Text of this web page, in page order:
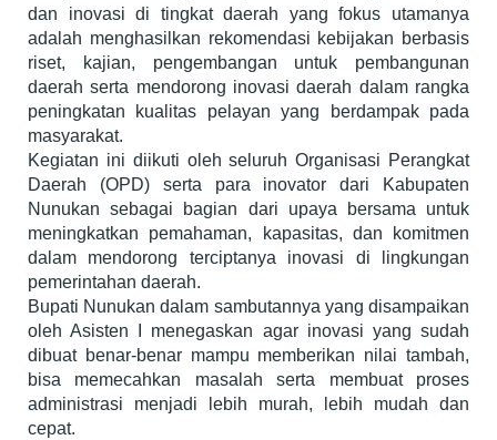
dan inovasi di tingkat daerah yang fokus utamanya
adalah menghasilkan rekomendasi kebijakan berbasis
riset, kajian, pengembangan untuk pembangunan
daerah serta mendorong inovasi daerah dalam rangka
peningkatan kualitas pelayan yang berdampak pada
masyarakat.
Kegiatan ini diikuti oleh seluruh Organisasi Perangkat
Daerah (OPD) serta para inovator dari Kabupaten
Nunukan sebagai bagian dari upaya bersama untuk
meningkatkan pemahaman, kapasitas, dan komitmen
dalam mendorong terciptanya inovasi di lingkungan
pemerintahan daerah.
Bupati Nunukan dalam sambutannya yang disampaikan
oleh Asisten I menegaskan agar inovasi yang sudah
dibuat benar-benar mampu memberikan nilai tambah,
bisa memecahkan masalah serta membuat proses
administrasi menjadi lebih murah, lebih mudah dan
cepat.